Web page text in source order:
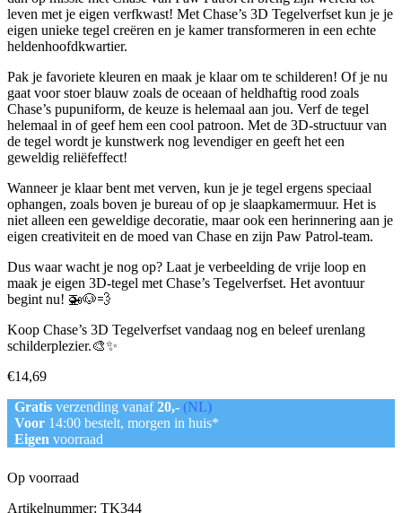
leven met je eigen verfkwast! Met Chase’s 3D Tegelverfset kun je je
eigen unieke tegel creëren en je kamer transformeren in een echte
heldenhoofdkwartier.
Pak je favoriete kleuren en maak je klaar om te schilderen! Of je nu
gaat voor stoer blauw zoals de oceaan of heldhaftig rood zoals
Chase’s pupuniform, de keuze is helemaal aan jou. Verf de tegel
helemaal in of geef hem een cool patroon. Met de 3D-structuur van
de tegel wordt je kunstwerk nog levendiger en geeft het een
geweldig reliëfeffect!
Wanneer je klaar bent met verven, kun je je tegel ergens speciaal
ophangen, zoals boven je bureau of op je slaapkamermuur. Het is
niet alleen een geweldige decoratie, maar ook een herinnering aan je
eigen creativiteit en de moed van Chase en zijn Paw Patrol-team.
Dus waar wacht je nog op? Laat je verbeelding de vrije loop en
maak je eigen 3D-tegel met Chase’s Tegelverfset. Het avontuur
begint nu! 🚁🐶💨
Koop Chase’s 3D Tegelverfset vandaag nog en beleef urenlang
schilderplezier.🎨✨
€14,69
Gratis verzending vanaf20,- (NL)
Voor 14:00 bestelt, morgen in huis*
Eigen voorraad
Op voorraad
Artikelnummer: TK344